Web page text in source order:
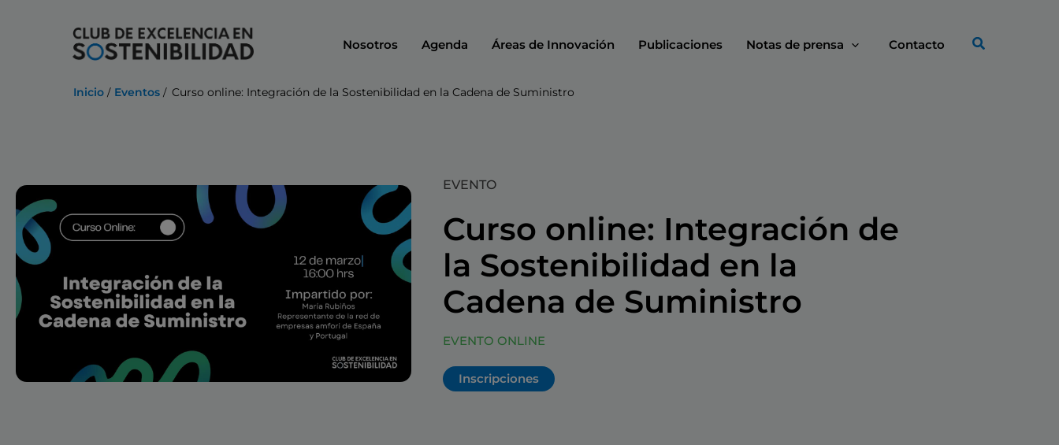
Nosotros Agenda Áreas de Innovación Publicaciones Notas de prensa Contacto
Inicio Eventos Curso online: Integración de la Sostenibilidad en la Cadena de Suministro
EVENTO
Curso online: Integración de
la Sostenibilidad en la
Cadena de Suministro
EVENTO ONLINE
Inscripciones